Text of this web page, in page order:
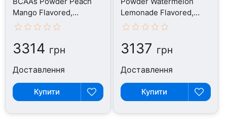
Mango Flavored,
Креатин, 431 г
3314 грн
Доставлення
Купити
Lemonade Flavored,
Креатин, 231 г
3137 грн
Доставлення
Купити